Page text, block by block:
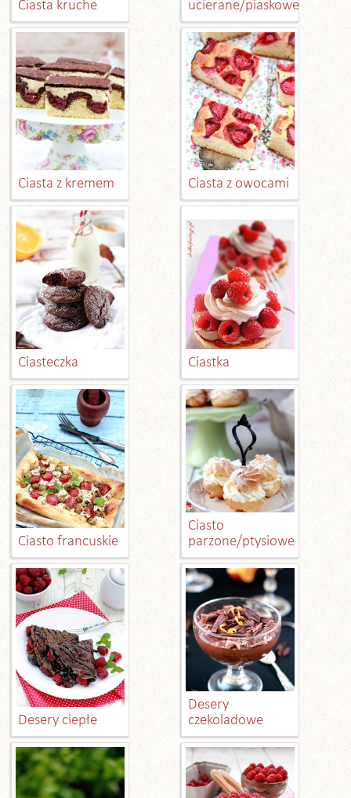
Ciasta kruche
ucierane/piaskowe
Ciasta z kremem Ciasta z owocami
Ciasteczka Ciastka
Ciasto francuskie
Ciasto
parzone/ptysiowe
Desery ciepłe
Desery
czekoladowe